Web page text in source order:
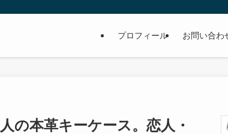
プロフィール お問い合わ
の本革キーケース。恋人・